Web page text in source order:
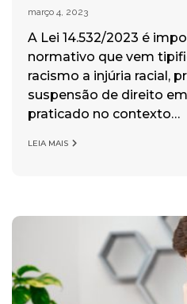
março 4, 2023
A Lei 14.532/2023 é
normativo que vem
racismo a injúria racial,
suspensão de direito
praticado no contexto…
LEIA MAIS